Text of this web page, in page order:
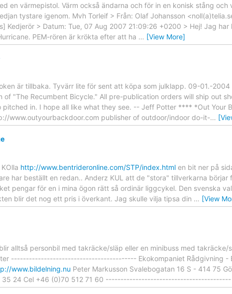
en värmepistol. Värm också ändarna och för in en konisk stång och
tystare igenom. Mvh Torleif > Från: Olaf Johansson
Kedjerör > Datum: Tue, 07 Aug 2007 21:09:26 +0200 > Hej! Jag
PEM-rören är krökta efter att ha … [View More]
är tillbaka. Tyvärr lite för sent att köpa som julklapp. 09-01.-
"The Recumbent Bicycle." All pre-publication orders will ship out
pitched in. I hope all like what they see. -- Jeff Potter **** *Out Your
www.outyourbackdoor.com publisher of outdoor/indoor do-it-…
http://www.bentrideronline.com/STP/index.html en bit ner på
har beställt en redan.. Anderz KUL att de "stora" tillverkarna börjar
pengar för en i mina ögon rätt så ordinär liggcykel. Den svenska
blir det nog ett pris i överkant. Jag skulle vilja tipsa din … [View
alltså personbil med takräcke/släp eller en minibuss med takräcke/
------------------------------------------ Ekokompaniet Rådgivning -
www.bildelning.nu Peter Markusson Svalebogatan 16 S - 414 75
35 24 Cel +46 (0)70 512 71 60 ------------------------------------------